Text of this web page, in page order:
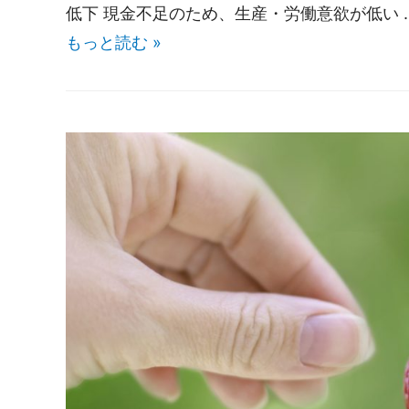
低下 現金不足のため、生産・労働意欲が低い
もっと読む »